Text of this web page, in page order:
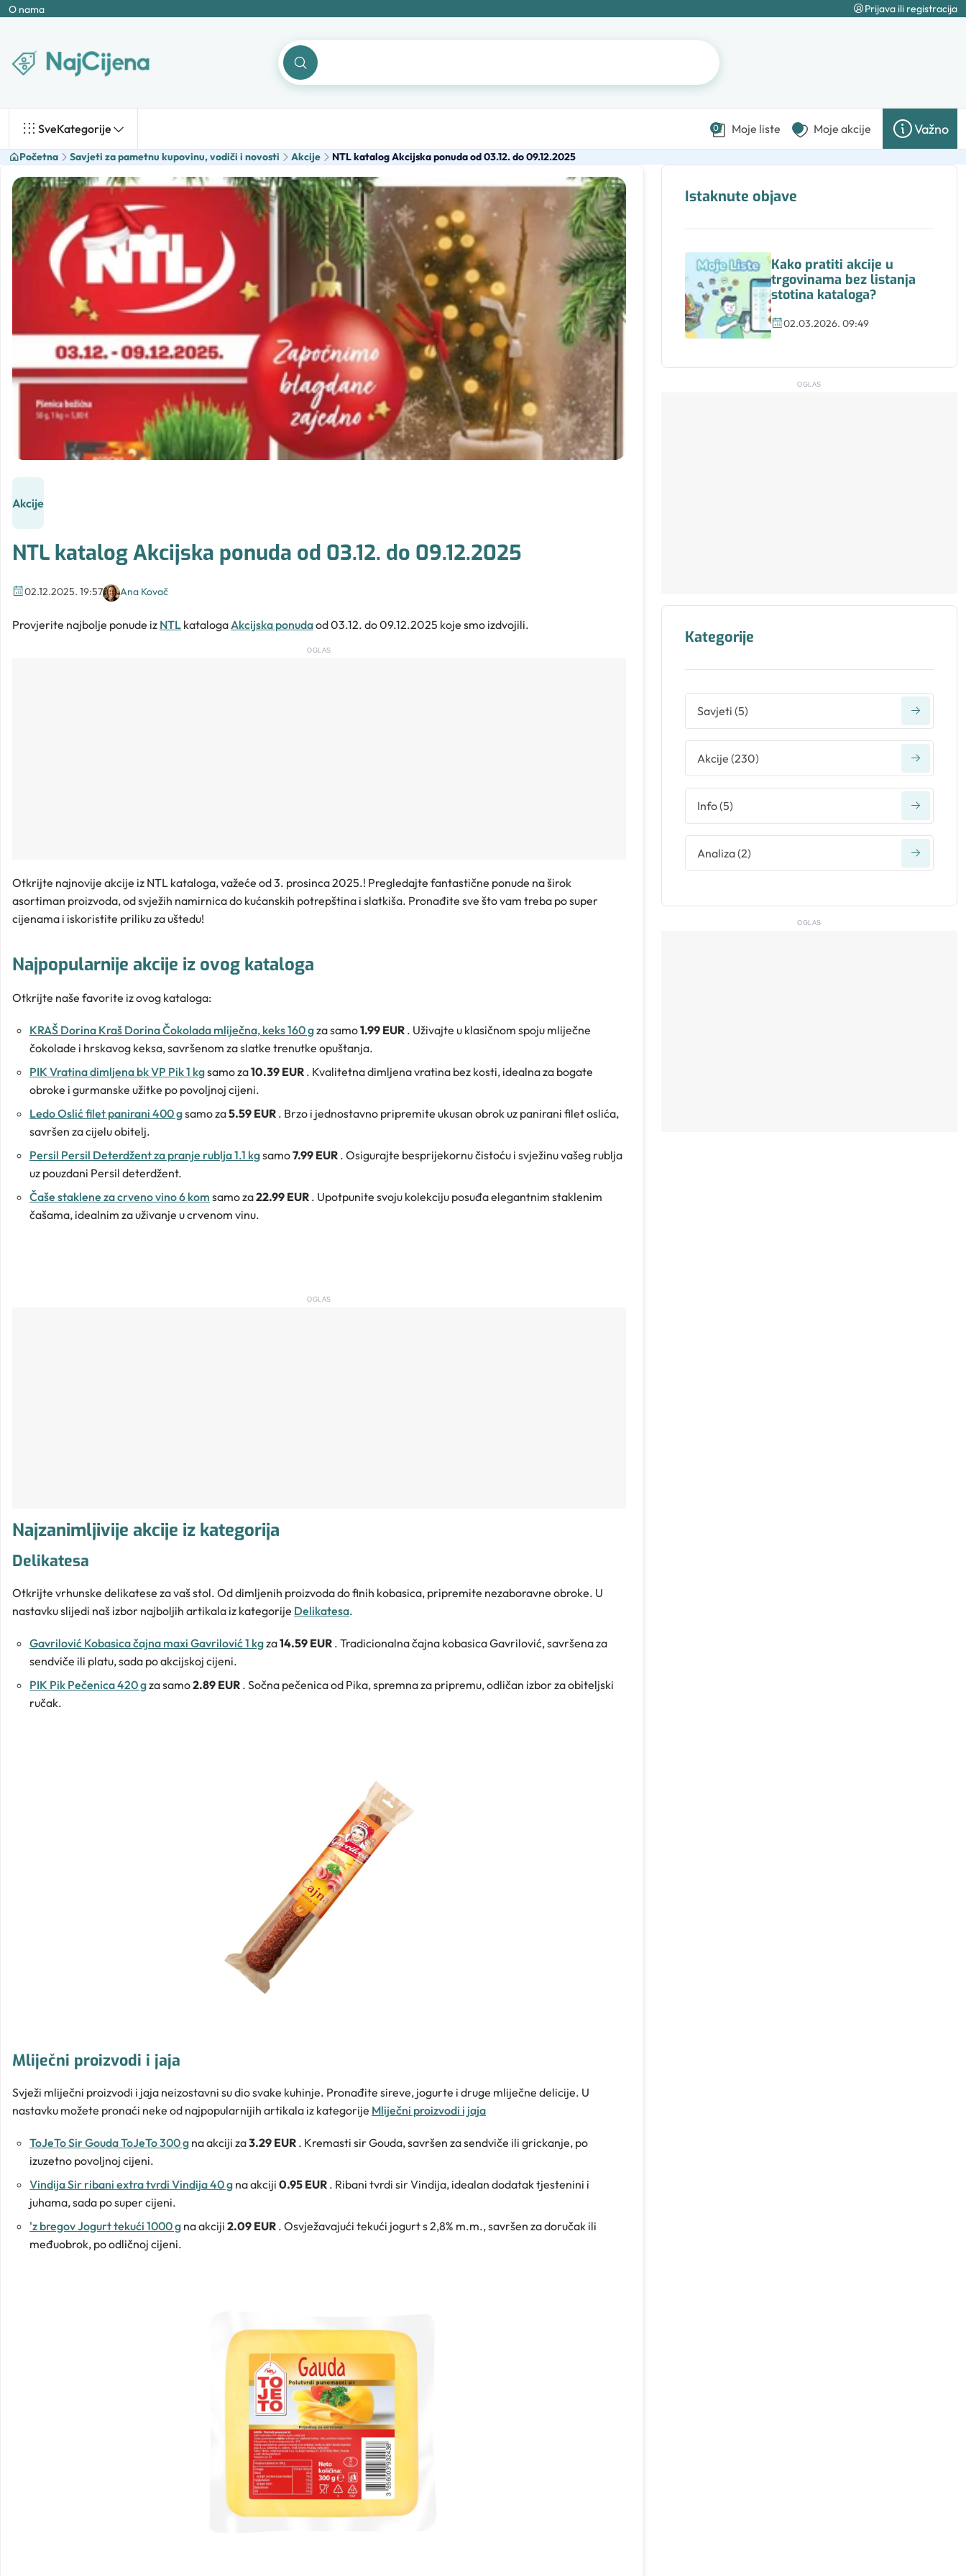
O nama Prijava ili registracija
SveKategorije 0 Moje liste Moje akcije Važno
Početna Savjeti za pametnu kupovinu, vodiči i novosti Akcije NTL katalog Akcijska ponuda od 03.12. do 09.12.2025
Akcije
NTL katalog Akcijska ponuda od 03.12. do 09.12.2025
02.12.2025. 19:57 Ana Kovač
Provjerite najbolje ponude iz NTL katalogaAkcijska ponudaod 03.12. do 09.12.2025 koje smo izdvojili.
OGLAS
Otkrijte najnovije akcije iz NTL kataloga, važeće od 3. prosinca 2025.! Pregledajte fantastične ponude na širok
asortiman proizvoda, od svježih namirnica do kućanskih potrepština i slatkiša. Pronađite sve što vam treba po super
cijenama i iskoristite priliku za uštedu!
Najpopularnije akcije iz ovog kataloga
Otkrijte naše favorite iz ovog kataloga:
KRAŠ Dorina Kraš Dorina Čokolada mliječna, keks 160 gza samo1.99 EUR . Uživajte u klasičnom spoju mliječne
čokolade i hrskavog keksa, savršenom za slatke trenutke opuštanja.
PIK Vratina dimljena bk VP Pik 1 kgsamo za10.39 EUR . Kvalitetna dimljena vratina bez kosti, idealna za bogate
obroke i gurmanske užitke po povoljnoj cijeni.
Ledo Oslić filet panirani 400 gsamo za5.59 EUR . Brzo i jednostavno pripremite ukusan obrok uz panirani filet oslića,
savršen za cijelu obitelj.
Persil Persil Deterdžent za pranje rublja 1.1 kgsamo7.99 EUR . Osigurajte besprijekornu čistoću i svježinu vašeg rublja
uz pouzdani Persil deterdžent.
Čaše staklene za crveno vino 6 kom samo za22.99 EUR . Upotpunite svoju kolekciju posuđa elegantnim staklenim
čašama, idealnim za uživanje u crvenom vinu.
OGLAS
Najzanimljivije akcije iz kategorija
Delikatesa
Otkrijte vrhunske delikatese za vaš stol. Od dimljenih proizvoda do finih kobasica, pripremite nezaboravne obroke. U
nastavku slijedi naš izbor najboljih artikala iz kategorije Delikatesa.
Gavrilović Kobasica čajna maxi Gavrilović 1 kgza14.59 EUR . Tradicionalna čajna kobasica Gavrilović, savršena za
sendviče ili platu, sada po akcijskoj cijeni.
PIK Pik Pečenica 420 gza samo2.89 EUR . Sočna pečenica od Pika, spremna za pripremu, odličan izbor za obiteljski
ručak.
Mliječni proizvodi i jaja
Svježi mliječni proizvodi i jaja neizostavni su dio svake kuhinje. Pronađite sireve, jogurte i druge mliječne delicije. U
nastavku možete pronaći neke od najpopularnijih artikala iz kategorije Mliječni proizvodi i jaja
ToJeTo Sir Gouda ToJeTo 300 g na akciji za3.29 EUR . Kremasti sir Gouda, savršen za sendviče ili grickanje, po
izuzetno povoljnoj cijeni.
Vindija Sir ribani extra tvrdi Vindija 40 g na akciji 0.95 EUR . Ribani tvrdi sir Vindija, idealan dodatak tjestenini i
juhama, sada po super cijeni.
'z bregov Jogurt tekući 1000 g na akciji 2.09 EUR . Osvježavajući tekući jogurt s 2,8% m.m., savršen za doručak ili
međuobrok, po odličnoj cijeni.
Istaknute objave
Kako pratiti akcije u
trgovinama bez listanja
stotina kataloga?
02.03.2026. 09:49
OGLAS
Kategorije
Savjeti (5)
Akcije (230)
Info(5)
Analiza(2)
OGLAS